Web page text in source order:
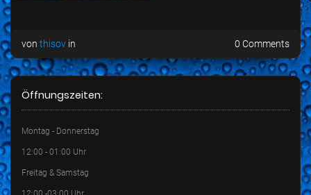
von thisov in 0 Comments
Öffnungszeiten:
Montag - Donnerstag
12:00 - 01:00 Uhr
Freitag & Samstag